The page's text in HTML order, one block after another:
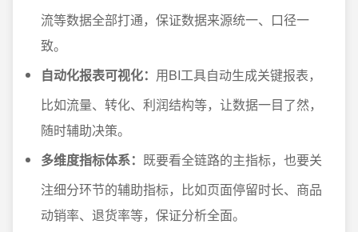
流等数据全部打通，保证数据来源统一、口径一
致。
自动化报表可视化： 用BI工具自动生成关键报表，
比如流量、转化、利润结构等，让数据一目了然，
随时辅助决策。
多维度指标体系： 既要看全链路的主指标，也要关
注细分环节的辅助指标，比如页面停留时长、商品
动销率、退货率等，保证分析全面。